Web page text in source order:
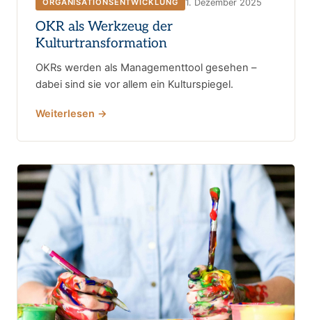
ORGANISATIONSENTWICKLUNG 1. Dezember 2025
OKR als Werkzeug der
Kulturtransformation
OKRs werden als Managementtool gesehen –
dabei sind sie vor allem ein Kulturspiegel.
Weiterlesen →